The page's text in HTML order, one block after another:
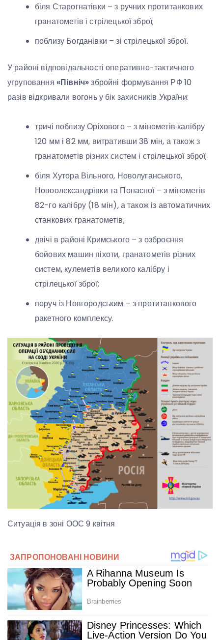
біля Старогнатівки – з ручних протитанкових
гранатометів і стрілецької зброї;
поблизу Богданівки – зі стрілецької зброї.
У районі відповідальності оперативно-тактичного
угруповання «Північ»збройні формування РФ 10
разів відкривали вогонь у бік захисників України:
тричі поблизу Оріхового – з мінометів калібру
120 мм і 82 мм, витративши 38 мін, а також з
гранатометів різних систем і стрілецької зброї;
біля Хутора Вільного, Новолуганського,
Новоолександрівки та Попасної – з мінометів
82-го калібру (18 мін), а також із автоматичних
станкових гранатометів;
двічі в районі Кримського – з озброєння
бойових машин піхоти, гранатометів різних
систем, кулеметів великого калібру і
стрілецької зброї;
поруч із Новгородським – з протитанкового
ракетного комплексу.
Ситуація в зоні ООС 9 квітня